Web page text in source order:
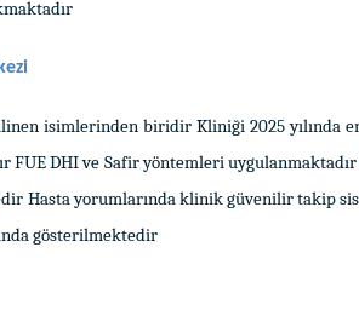
isimlerinden biridir Kliniği 2025 yılında
FUE DHI ve Safir yöntemleri
Hasta yorumlarında klinik güvenilir takip
gösterilmektedir